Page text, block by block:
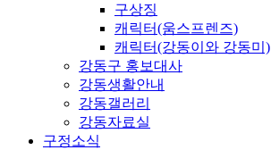
구상징
캐릭터(움스프렌즈)
캐릭터(강동이와 강동미)
강동구 홍보대사
강동생활안내
강동갤러리
강동자료실
구정소식